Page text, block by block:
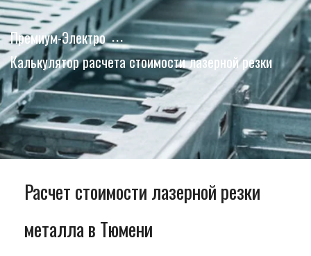
Премиум-Электро
Калькулятор расчета стоимости лазерной резки
Расчет стоимости лазерной резки
металла в Тюмени